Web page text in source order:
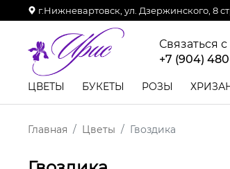
г.Нижневартовск, ул. Дзержинского, 8
Связаться
+7 (904)
ЦВЕТЫ БУКЕТЫ РОЗЫ
Главная Цветы Гвоздика